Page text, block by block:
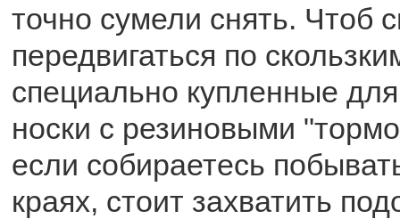
точно сумели снять. Чтоб
передвигаться по
специально купленные для
носки с резиновыми
если собираетесь
краях, стоит захватить